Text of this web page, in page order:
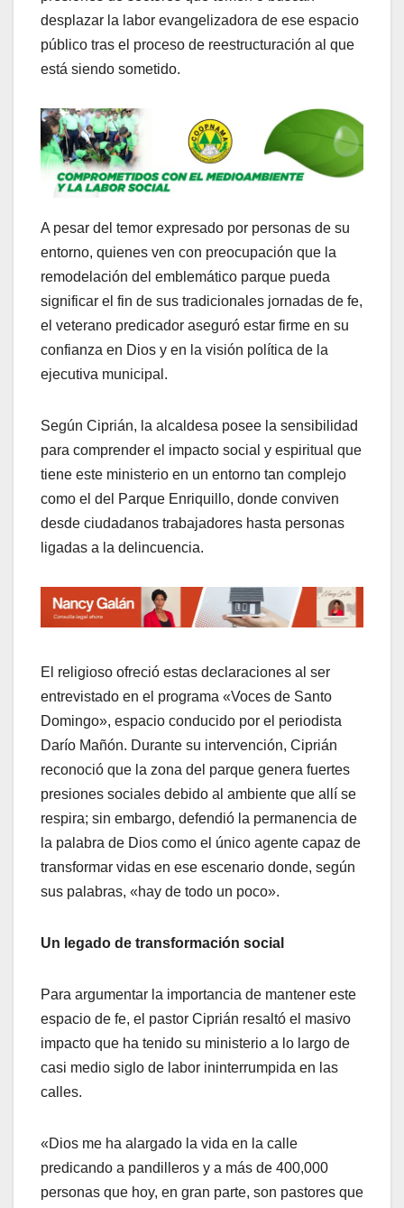
desplazar la labor evangelizadora de ese espacio
público tras el proceso de reestructuración al que
está siendo sometido.
A pesar del temor expresado por personas de su
entorno, quienes ven con preocupación que la
remodelación del emblemático parque pueda
significar el fin de sus tradicionales jornadas de fe,
el veterano predicador aseguró estar firme en su
confianza en Dios y en la visión política de la
ejecutiva municipal.
Según Ciprián, la alcaldesa posee la sensibilidad
para comprender el impacto social y espiritual que
tiene este ministerio en un entorno tan complejo
como el del Parque Enriquillo, donde conviven
desde ciudadanos trabajadores hasta personas
ligadas a la delincuencia.
El religioso ofreció estas declaraciones al ser
entrevistado en el programa «Voces de Santo
Domingo», espacio conducido por el periodista
Darío Mañón. Durante su intervención, Ciprián
reconoció que la zona del parque genera fuertes
presiones sociales debido al ambiente que allí se
respira; sin embargo, defendió la permanencia de
la palabra de Dios como el único agente capaz de
transformar vidas en ese escenario donde, según
sus palabras, «hay de todo un poco».
Un legado de transformación social
Para argumentar la importancia de mantener este
espacio de fe, el pastor Ciprián resaltó el masivo
impacto que ha tenido su ministerio a lo largo de
casi medio siglo de labor ininterrumpida en las
calles.
«Dios me ha alargado la vida en la calle
predicando a pandilleros y a más de 400,000
personas que hoy, en gran parte, son pastores que